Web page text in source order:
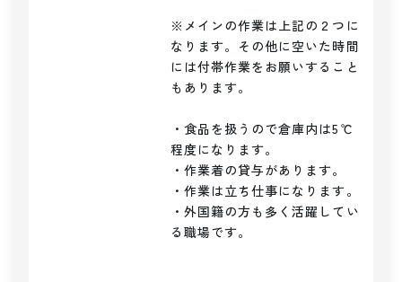
※メインの作業は上記の２つに
なります。その他に空いた時間
には付帯作業をお願いすること
もあります。
・食品を扱うので倉庫内は5℃
程度になります。
・作業着の貸与があります。
・作業は立ち仕事になります。
・外国籍の方も多く活躍してい
る職場です。